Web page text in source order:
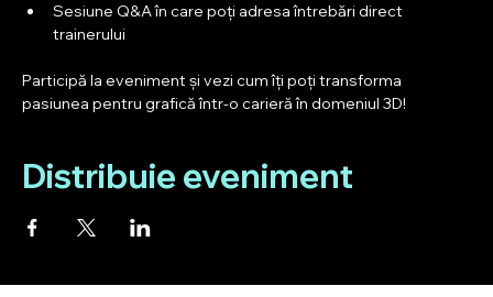
Sesiune Q&A în care poți adresa întrebări direct
trainerului
Participă la eveniment și vezi cum îți poți transforma
pasiunea pentru grafică într-o carieră în domeniul 3D!
Distribuie eveniment